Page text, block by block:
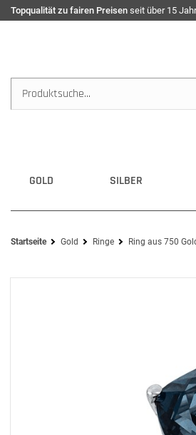
Topqualität zu fairen Preisen seit über 15
GOLD SILBER
Startseite Gold Ringe Ring aus 750